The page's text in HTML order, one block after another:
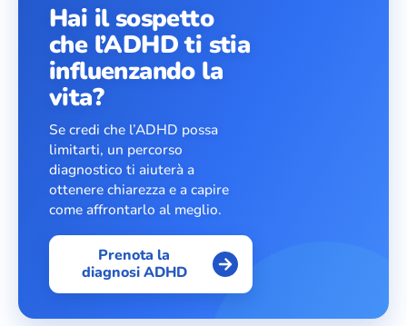
Hai il sospetto
che l’ADHD ti stia
influenzando la
vita?
Se credi che l’ADHD possa
limitarti, un percorso
diagnostico ti aiuterà a
ottenere chiarezza e a capire
come affrontarlo al meglio.
Prenota la
diagnosi ADHD